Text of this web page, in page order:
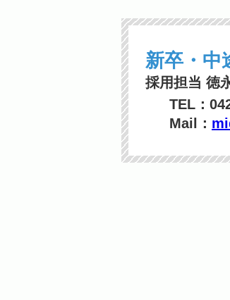
新卒・中
採用担当 徳
TEL：
Mail：